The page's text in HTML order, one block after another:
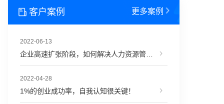
客户案例 更多案例
2022-06-13
2022-04-28
1%的创业成功率，自我认知很关键！